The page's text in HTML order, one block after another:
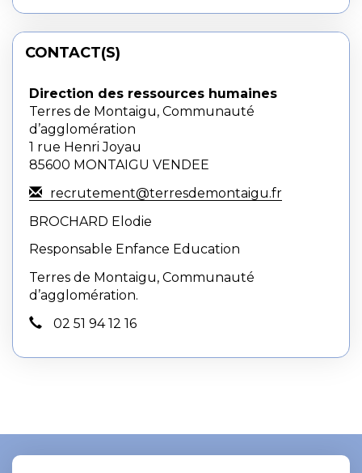
CONTACT(S)
Direction des ressources humaines
Terres de Montaigu, Communauté
d’agglomération
1 rue Henri Joyau
85600 MONTAIGU VENDEE
recrutement@terresdemontaigu.fr
BROCHARD Elodie
Responsable Enfance Education
Terres de Montaigu, Communauté
d’agglomération.
02 51 94 12 16